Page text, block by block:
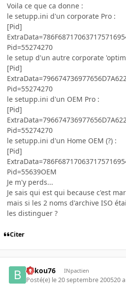
Voila ce que ca donne :
le setupp.ini d'un corporate Pro :
[Pid]
Pid=55274270
le setup d'un autre corporate
[Pid]
Pid=55274270
le setupp.ini d'un OEM Pro :
[Pid]
Pid=55274270
le setupp.ini d'un Home OEM (?) :
[Pid]
Pid=55639OEM
Je m'y perds...
Je sais qui est qui because c'est
mais si les 2 noms d'archive ISO
les distinguer ?
Citer
bakou76 INpactien
Posté(e) le 20 septembre 200520 a